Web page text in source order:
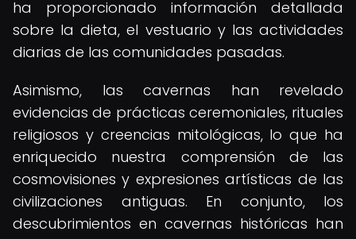
ha proporcionado información detallada
sobre la dieta, el vestuario y las actividades
diarias de las comunidades pasadas.
Asimismo, las cavernas han revelado
evidencias de prácticas ceremoniales, rituales
religiosos y creencias mitológicas, lo que ha
enriquecido nuestra comprensión de las
cosmovisiones y expresiones artísticas de las
civilizaciones antiguas. En conjunto, los
descubrimientos en cavernas históricas han